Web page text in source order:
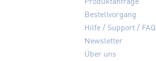
Bestellvorgang
Hilfe / Support / FAQ
Newsletter
Über uns